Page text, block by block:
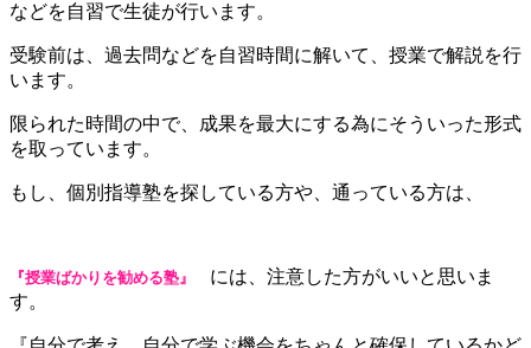
などを自習で生徒が行います。
受験前は、過去問などを自習時間に解いて、授業で解説を行
います。
限られた時間の中で、成果を最大にする為にそういった形式
を取っています。
もし、個別指導塾を探している方や、通っている方は、
『授業ばかりを勧める塾』 には、注意した方がいいと思いま
す。